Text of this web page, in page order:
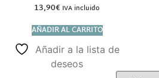
13,90€ IVA incluido
AÑADIR AL CARRITO
Añadir a la lista de
deseos